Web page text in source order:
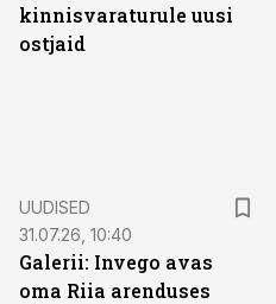
kinnisvaraturule uusi
ostjaid
UUDISED
31.07.26, 10:40
Galerii: Invego avas
oma Riia arenduses